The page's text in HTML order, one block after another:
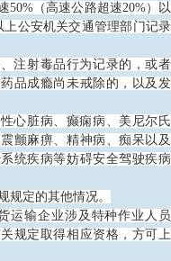
50%（高速公路超速20%）以
上公安机关交通管理部门记录
、注射毒品行为记录的，或者
品成瘾尚未戒除的，以及发
性心脏病、癫痫病、美尼尔氏
颤麻痹、精神病、痴呆以及
统疾病等妨碍安全驾驶疾病
规定的其他情况。
运输企业涉及特种作业人员
规定取得相应资格，方可上